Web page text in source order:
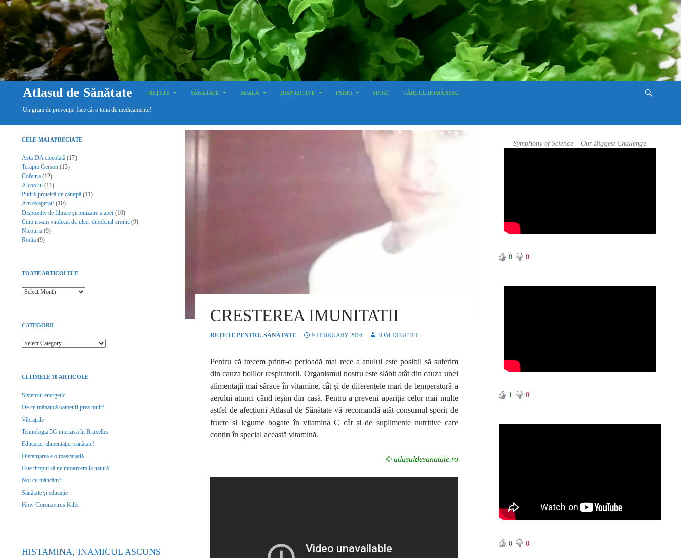
Atlasul de Sănătate
REȚETE
SĂNĂTATE BOALĂ DISPOZITIVE PSIHO SPORT TÂRGUL ROMÂNESC
Un gram de prevenție face cât o tonă de medicamente!
CRESTEREA IMUNITATII
REȚETE PENTRU SĂNĂTATE 9 FEBRUARY 2016 TOM DEGEȚEL
Pentru că trecem printr-o perioadă mai rece a anului este posibil să suferim
din cauza bolilor respiratorii. Organismul nostru este slăbit atât din cauza unei
alimentații mai sărace în vitamine, cât și de diferențele mari de temperatură a
aerului atunci când ieșim din casă. Pentru a preveni apariția celor mai multe
astfel de afecțiuni Atlasul de Sănătate vă recomandă atât consumul sporit de
fructe și legume bogate în vitamina C cât și de suplimente nutritive care
conțin în special această vitamină.
© atlasuldesanatate.ro
Symphony of Science – Our Biggest Challenge
0 0
1 0
0 0
CELE MAI APRECIATE
Asta DA ciocolată (17)
Terapia Gerson (13)
Cofeina (12)
Alcoolul (11)
Pudră proteică de cânepă (11)
Am exagerat! (10)
Dispozitiv de filtrare și ionizatre a apei (10)
Cum m-am vindecat de ulcer duodenal cronic (9)
Nicotina (9)
Rodia (9)
TOATE ARTICOLELE
Toate articolele
CATEGORII
Categorii
ULTIMELE 10 ARTICOLE
Sistemul energetic
De ce mănâncă oamenii prea mult?
Vibrațiile
Tehnologia 5G interzisă în Bruxelles
Educație, alimentație, sănătate!
Distanţarea e o mascaradă
Este timpul să ne întoarcem la natură
Noi ce mâncăm?
Sănătate și educație
How Coronavirus Kills
HISTAMINA, INAMICUL ASCUNS